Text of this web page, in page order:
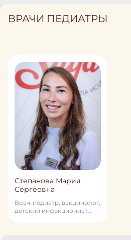
ВРАЧИ ПЕДИАТРЫ
Степанова Мария
Сергеевна
Врач-педиатр, вакцинолог,
детский инфекционист,